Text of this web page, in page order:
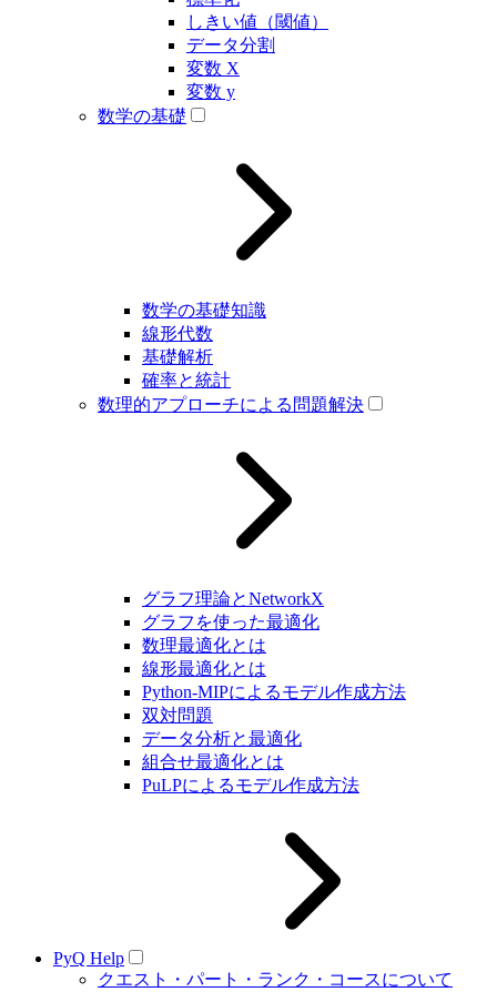
しきい値（閾値）
データ分割
変数 X
変数 y
数学の基礎
数学の基礎知識
線形代数
基礎解析
確率と統計
数理的アプローチによる問題解決
グラフ理論とNetworkX
グラフを使った最適化
数理最適化とは
線形最適化とは
Python-MIPによるモデル作成方法
双対問題
データ分析と最適化
組合せ最適化とは
PuLPによるモデル作成方法
PyQ Help
クエスト・パート・ランク・コースについて